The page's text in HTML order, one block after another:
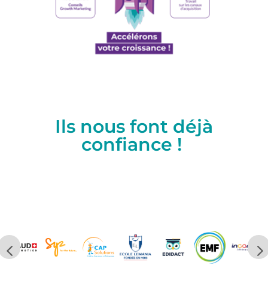
Ils nous font déjà
confiance !